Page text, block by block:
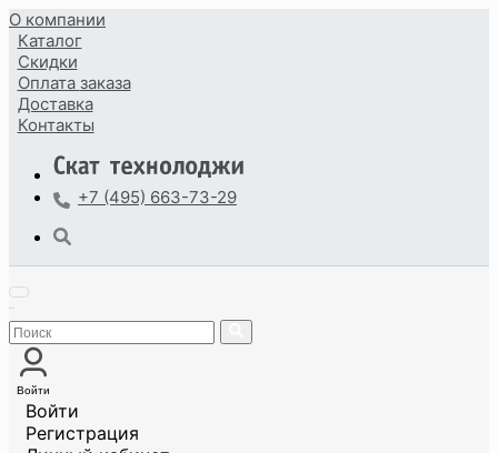
О компании
Каталог
Скидки
Оплата заказа
Доставка
Контакты
+7 (495) 663-73-29
Войти
Войти
Регистрация